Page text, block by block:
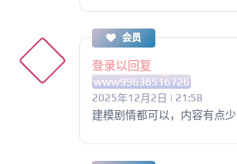
会员
登录以回复
www99636516726
2025年12月2日 | 21:58
建模剧情都可以，内容有点少